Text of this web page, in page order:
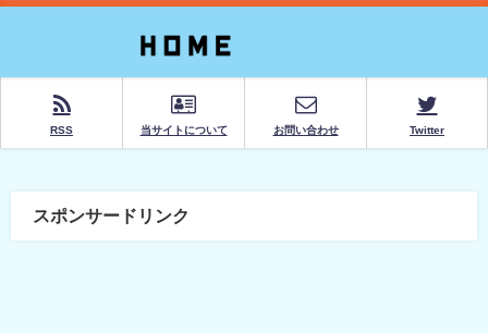
RSS 当サイトについて お問い合わせ Twitter
スポンサードリンク